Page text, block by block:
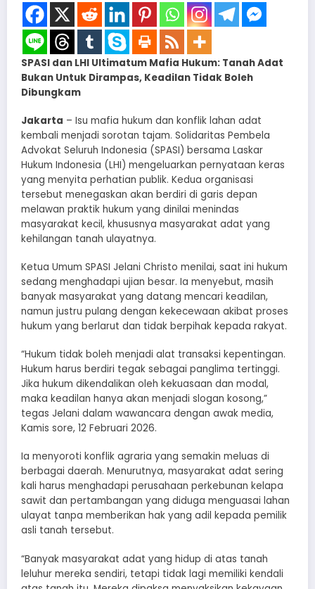
SPASI dan LHI Ultimatum Mafia Hukum: Tanah Adat
Bukan Untuk Dirampas, Keadilan Tidak Boleh
Dibungkam
Jakarta – Isu mafia hukum dan konflik lahan adat
kembali menjadi sorotan tajam. Solidaritas Pembela
Advokat Seluruh Indonesia (SPASI) bersama Laskar
Hukum Indonesia (LHI) mengeluarkan pernyataan keras
yang menyita perhatian publik. Kedua organisasi
tersebut menegaskan akan berdiri di garis depan
melawan praktik hukum yang dinilai menindas
masyarakat kecil, khususnya masyarakat adat yang
kehilangan tanah ulayatnya.
Ketua Umum SPASI Jelani Christo menilai, saat ini hukum
sedang menghadapi ujian besar. Ia menyebut, masih
banyak masyarakat yang datang mencari keadilan,
namun justru pulang dengan kekecewaan akibat proses
hukum yang berlarut dan tidak berpihak kepada rakyat.
“Hukum tidak boleh menjadi alat transaksi kepentingan.
Hukum harus berdiri tegak sebagai panglima tertinggi.
Jika hukum dikendalikan oleh kekuasaan dan modal,
maka keadilan hanya akan menjadi slogan kosong,”
tegas Jelani dalam wawancara dengan awak media,
Kamis sore, 12 Februari 2026.
Ia menyoroti konflik agraria yang semakin meluas di
berbagai daerah. Menurutnya, masyarakat adat sering
kali harus menghadapi perusahaan perkebunan kelapa
sawit dan pertambangan yang diduga menguasai lahan
ulayat tanpa memberikan hak yang adil kepada pemilik
asli tanah tersebut.
“Banyak masyarakat adat yang hidup di atas tanah
leluhur mereka sendiri, tetapi tidak lagi memiliki kendali